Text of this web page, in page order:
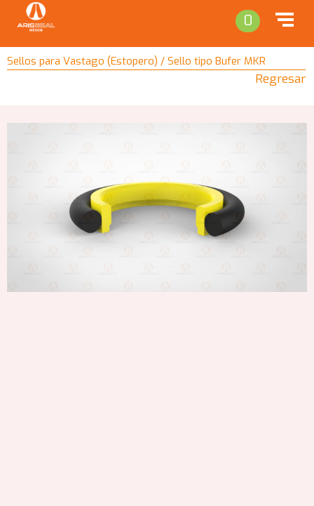
0
Sellos para Vastago (Estopero) / Sello tipo Bufer MKR
Regresar